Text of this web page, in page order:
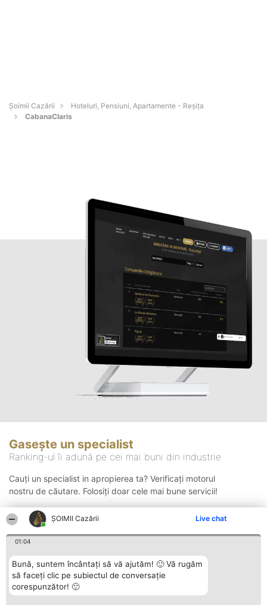
ȘOIMII Cazării Live chat
01:04
Bună, suntem încântați să vă ajutăm! 🙂 Vă rugăm
să faceți clic pe subiectul de conversație
corespunzător! 🙂
Șoimii Cazării
Hoteluri, Pensiuni, Apartamente - Reşiţa
CabanaClaris
Gasește un specialist
Ranking-ul îi adună pe cei mai buni din industrie
Cauți un specialist in apropierea ta? Verificați motorul
nostru de căutare. Folosiți doar cele mai bune servicii!